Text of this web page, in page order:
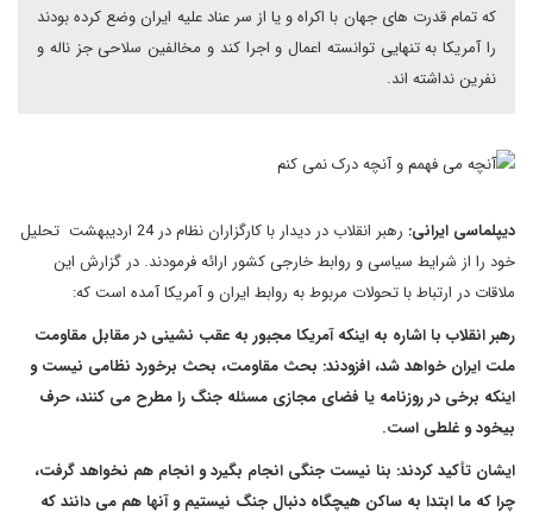
که تمام قدرت های جهان با اکراه و یا از سر عناد علیه ایران وضع کرده بودند
را آمریکا به تنهایی توانسته اعمال و اجرا کند و مخالفین سلاحی جز ناله و
نفرین نداشته اند.
دیپلماسی ایرانی:
رهبر انقلاب در دیدار با کارگزاران نظام در 24 اردیبهشت تحلیل
خود را از شرایط سیاسی و روابط خارجی کشور ارائه فرمودند. در گزارش این
ملاقات در ارتباط با تحولات مربوط به روابط ایران و آمریکا آمده است که:
رهبر انقلاب با اشاره به اینکه آمریکا مجبور به عقب نشینی در مقابل مقاومت
ملت ایران خواهد شد، افزودند: بحث مقاومت، بحث برخورد نظامی نیست و
اینکه برخی در روزنامه یا فضای مجازی مسئله جنگ را مطرح می کنند، حرف
بیخود و غلطی است.
ایشان تأکید کردند: بنا نیست جنگی انجام بگیرد و انجام هم نخواهد گرفت،
چرا که ما ابتدا به ساکن هیچگاه دنبال جنگ نیستیم و آنها هم می دانند که